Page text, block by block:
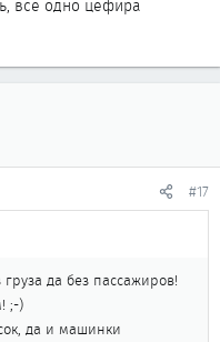
все одно цефира
#17
да без пассажиров!
;-)
да и машинки